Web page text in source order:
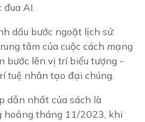
đua AI.
dấu bước ngoặt lịch sử:
tâm của cuộc cách mạng
bước lên vị trí biểu tượng -
tuệ nhân tạo đại chúng.
dẫn nhất của sách là
hoảng tháng 11/2023, khi